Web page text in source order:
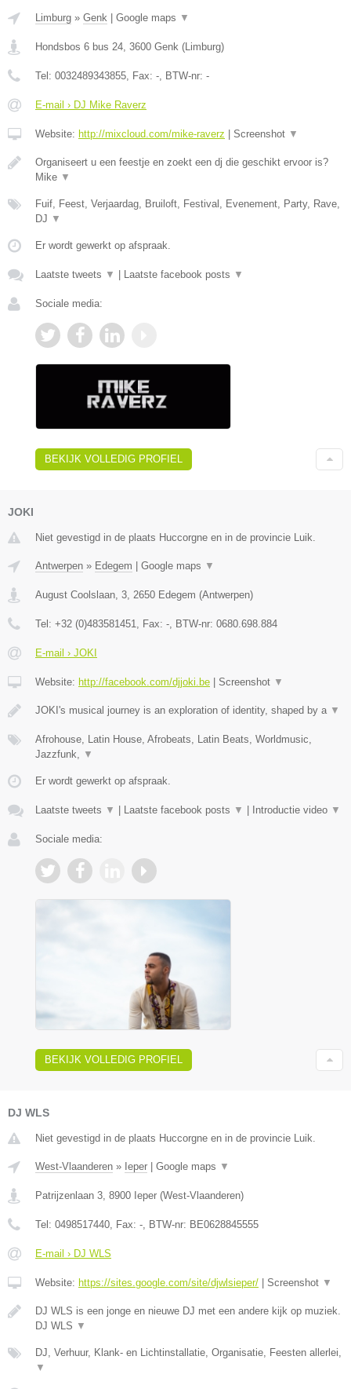
Limburg » Genk Google maps ▼
Hondsbos 6 bus 24 3600 Genk ( Limburg)
Tel: 0032489343855 , Fax: - , BTW-nr: -
E-mail › DJ Mike Raverz
Website: http://mixcloud.com/mike-raverz Screenshot ▼
Organiseert u een feestje en zoekt een dj die geschikt ervoor is?
Mike ▼
Fuif, Feest, Verjaardag, Bruiloft, Festival, Evenement, Party, Rave,
DJ ▼
Er wordt gewerkt op afspraak.
Laatste tweets ▼ Laatste facebook posts ▼
Sociale media:
BEKIJK VOLLEDIG PROFIEL
JOKI
Niet gevestigd in de plaats Huccorgne en in de provincie Luik.
Antwerpen » Edegem Google maps ▼
August Coolslaan, 3, 2650 Edegem (Antwerpen)
Tel: +32 (0)483581451, Fax: -, BTW-nr: 0680.698.884
E-mail › JOKI
Website: http://facebook.com/djjoki.be Screenshot ▼
JOKI's musical journey is an exploration of identity, shaped by a ▼
Afrohouse, Latin House, Afrobeats, Latin Beats, Worldmusic,
Jazzfunk, ▼
Er wordt gewerkt op afspraak.
Laatste tweets ▼ Laatste facebook posts ▼ Introductie video ▼
Sociale media:
BEKIJK VOLLEDIG PROFIEL
DJ WLS
Niet gevestigd in de plaats Huccorgne en in de provincie Luik.
West-Vlaanderen » Ieper Google maps ▼
Patrijzenlaan 3 8900 Ieper (West-Vlaanderen)
Tel: 0498517440 , Fax: - , BTW-nr: BE0628845555
E-mail › DJ WLS
Website: https://sites.google.com/site/djwlsieper/ Screenshot ▼
DJ WLS is een jonge en nieuwe DJ met een andere kijk op muziek.
DJ WLS ▼
DJ, Verhuur, Klank- en Lichtinstallatie, Organisatie, Feesten allerlei,
▼